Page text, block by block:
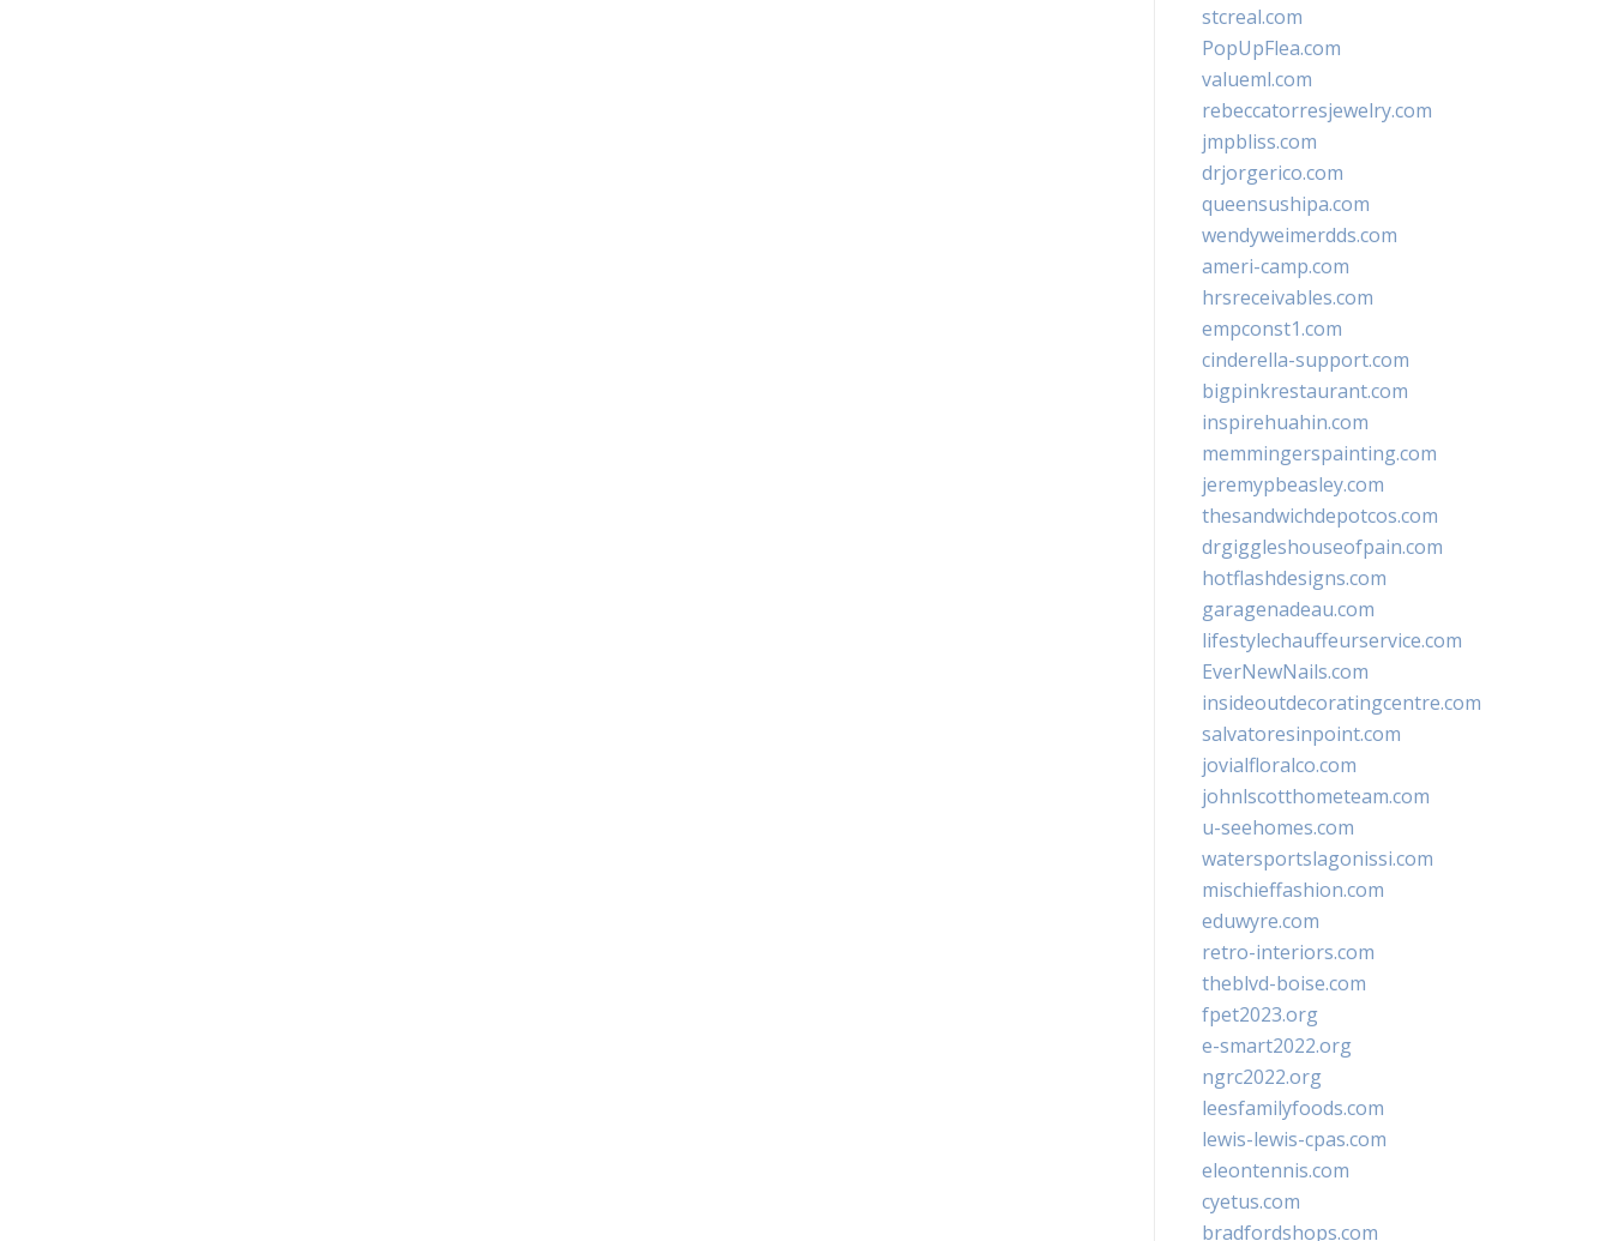
stcreal.com
PopUpFlea.com
valueml.com
rebeccatorresjewelry.com
jmpbliss.com
drjorgerico.com
queensushipa.com
wendyweimerdds.com
ameri-camp.com
hrsreceivables.com
empconst1.com
cinderella-support.com
bigpinkrestaurant.com
inspirehuahin.com
memmingerspainting.com
jeremypbeasley.com
thesandwichdepotcos.com
drgiggleshouseofpain.com
hotflashdesigns.com
garagenadeau.com
lifestylechauffeurservice.com
EverNewNails.com
insideoutdecoratingcentre.com
salvatoresinpoint.com
jovialfloralco.com
johnlscotthometeam.com
u-seehomes.com
watersportslagonissi.com
mischieffashion.com
eduwyre.com
retro-interiors.com
theblvd-boise.com
fpet2023.org
e-smart2022.org
ngrc2022.org
leesfamilyfoods.com
lewis-lewis-cpas.com
eleontennis.com
cyetus.com
bradfordshops.com